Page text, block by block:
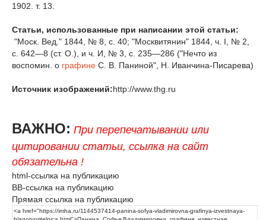
1902. т. 13.
Статьи, использованные при написании этой статьи:
"Моск. Вед." 1844, № 8, с. 40; "Москвитянин" 1844, ч. I, № 2,
с. 642—8 (ст. О.), и ч. И, № 3, с. 235—286 ("Нечто из
воспомин. о графине С. В. Паниной", Н. Иванчина-Писарева)
Источник изображений:http://www.thg.ru
ВАЖНО: При перепечатывании или
цитировании статьи, ссылка на сайт
обязательна !
html-ссылка на публикацию
BB-ссылка на публикацию
Прямая ссылка на публикацию